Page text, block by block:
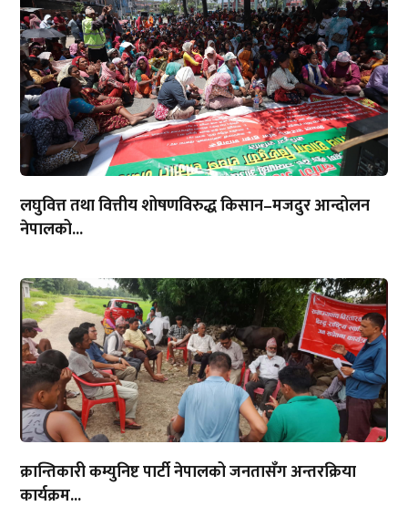
लघुवित्त तथा वित्तीय शोषणविरुद्ध किसान–मजदुर आन्दोलन
नेपालको...
क्रान्तिकारी कम्युनिष्ट पार्टी नेपालको जनतासँग अन्तरक्रिया
कार्यक्रम...